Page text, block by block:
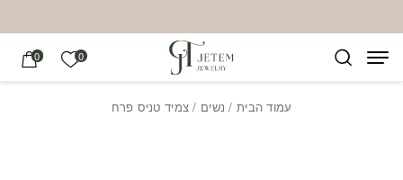
0 הרשימה
0
עמוד הבית / נשים / צמיד טניס פרח